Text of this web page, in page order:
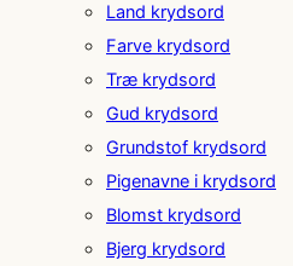
Land krydsord
Farve krydsord
Træ krydsord
Gud krydsord
Grundstof krydsord
Pigenavne i krydsord
Blomst krydsord
Bjerg krydsord